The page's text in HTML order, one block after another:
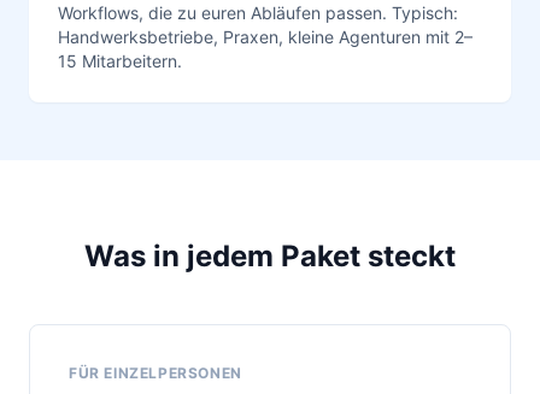
Workflows, die zu euren Abläufen passen. Typisch:
Handwerksbetriebe, Praxen, kleine Agenturen mit 2–
15 Mitarbeitern.
Was in jedem Paket steckt
FÜR EINZELPERSONEN